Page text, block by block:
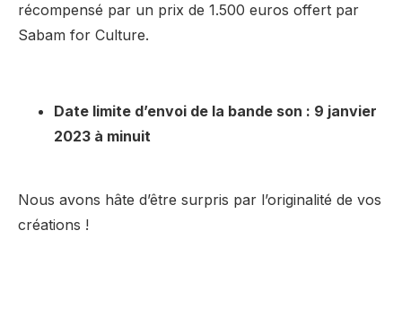
récompensé par un prix de 1.500 euros offert par
Sabam for Culture.
Date limite d’envoi de la bande son : 9 janvier
2023 à minuit
Nous avons hâte d’être surpris par l’originalité de vos
créations !